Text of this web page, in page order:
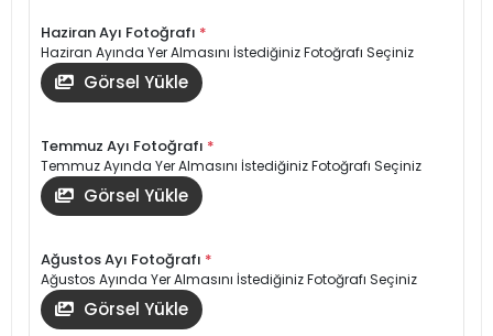
Haziran Ayı Fotoğrafı *
Haziran Ayında Yer Almasını İstediğiniz Fotoğrafı Seçiniz
Görsel Yükle
Temmuz Ayı Fotoğrafı *
Temmuz Ayında Yer Almasını İstediğiniz Fotoğrafı Seçiniz
Görsel Yükle
Ağustos Ayı Fotoğrafı *
Ağustos Ayında Yer Almasını İstediğiniz Fotoğrafı Seçiniz
Görsel Yükle